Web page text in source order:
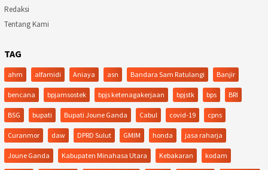
Redaksi
Tentang Kami
TAG
ahm alfamidi Aniaya asn Bandara Sam Ratulangi Banjir
bencana bpjamsostek bpjs ketenagakerjaan bpjstk bps BRI
BSG bupati Bupati Joune Ganda Cabul covid-19 cpns
Curanmor daw DPRD Sulut GMIM honda jasa raharja
Joune Ganda Kabupaten Minahasa Utara Kebakaran kodam